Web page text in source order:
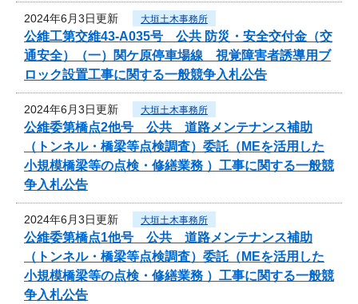
2024年6月3日更新 大垣土木事務所
公維工第交維43-A035号 公共 防災・安全交付金（交
通安全）（一）関ケ原停車場線 視覚障害者誘導用ブ
ロック設置工事に関する一般競争入札公告
2024年6月3日更新 大垣土木事務所
公維委第橋点2他号 公共 道路メンテナンス補助
（トンネル・橋梁等点検調査）委託（MEを活用した
小規模橋梁等の点検・修繕業務 ）工事に関する一般競
争入札公告
2024年6月3日更新 大垣土木事務所
公維委第橋点1他号 公共 道路メンテナンス補助
（トンネル・橋梁等点検調査）委託（MEを活用した
小規模橋梁等の点検・修繕業務 ）工事に関する一般競
争入札公告